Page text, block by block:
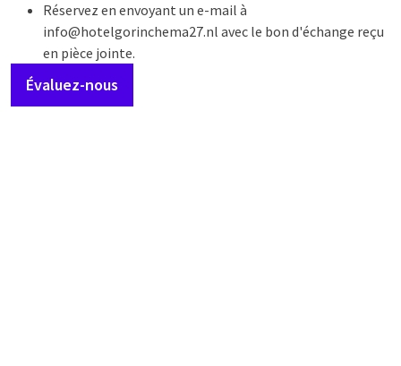
Réservez en envoyant un e-mail à
info@hotelgorinchema27.nl avec le bon d'échange reçu
en pièce jointe.
Évaluez-nous